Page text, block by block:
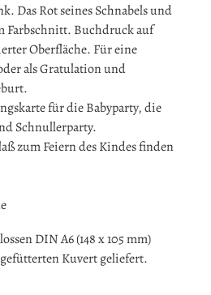
Das Rot seines Schnabels und
Farbschnitt. Buchdruck auf
Oberfläche. Für eine
als Gratulation und
für die Babyparty, die
Schnullerparty.
zum Feiern des Kindes finden
DIN A6 (148 x 105 mm)
Kuvert geliefert.